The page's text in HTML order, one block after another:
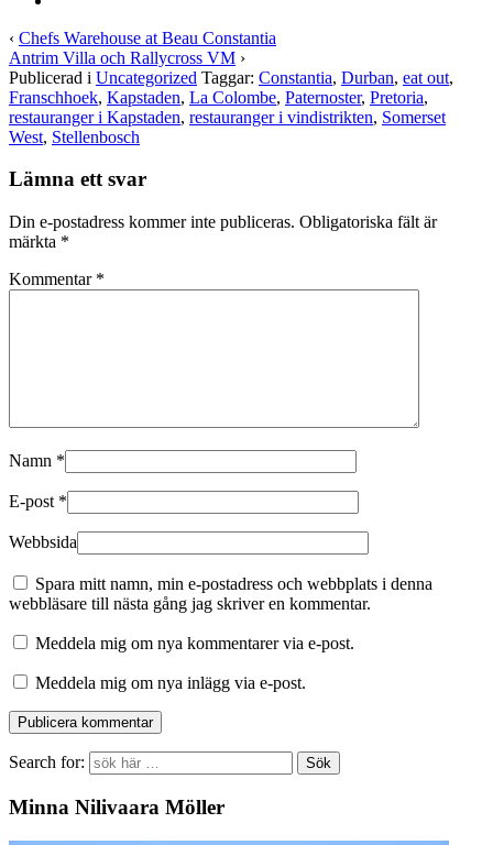
‹ Chefs Warehouse at Beau Constantia
Antrim Villa och Rallycross VM ›
Publicerad i Uncategorized Taggar: Constantia, Durban, eat out,
Franschhoek, Kapstaden, La Colombe, Paternoster, Pretoria,
restauranger i Kapstaden, restauranger i vindistrikten, Somerset
West, Stellenbosch
Lämna ett svar
Din e-postadress kommer inte publiceras. Obligatoriska fält är
märkta *
Kommentar *
Namn *
E-post *
Webbsida
Spara mitt namn, min e-postadress och webbplats i denna
webbläsare till nästa gång jag skriver en kommentar.
Meddela mig om nya kommentarer via e-post.
Meddela mig om nya inlägg via e-post.
Search for:
Minna Nilivaara Möller